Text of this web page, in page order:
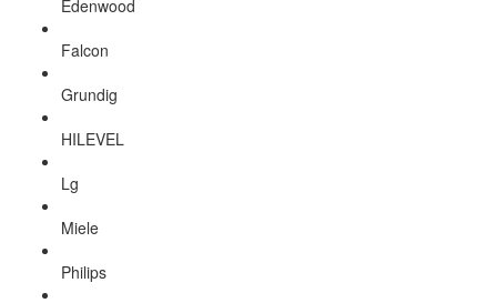
Edenwood
Falcon
Grundig
HILEVEL
Lg
Miele
Philips